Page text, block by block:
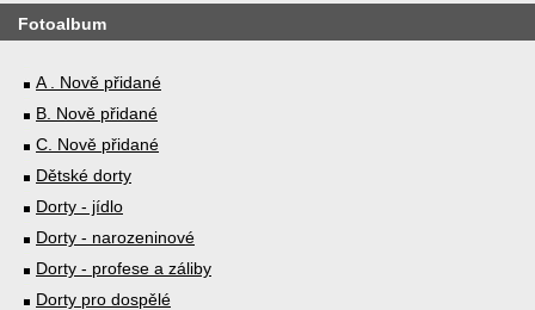
Fotoalbum
A . Nově přidané
B. Nově přidané
C. Nově přidané
Dětské dorty
Dorty - jídlo
Dorty - narozeninové
Dorty - profese a záliby
Dorty pro dospělé